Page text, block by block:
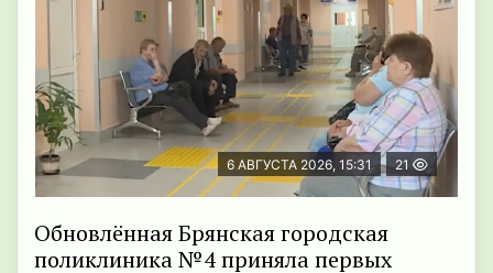
6 АВГУСТА 2026, 15:31 21
Обновлённая Брянская городская
поликлиника №4 приняла первых